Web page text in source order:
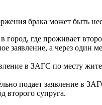
брака может быть
город, где проживает
заявление, а через один
в ЗАГС по месту
подает заявление в
второго супруга.